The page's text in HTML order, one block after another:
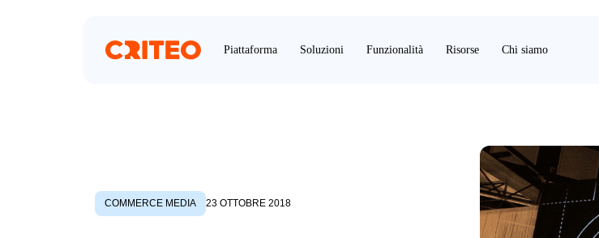
Piattaforma Soluzioni Funzionalità Risorse Chi siamo
COMMERCE MEDIA 23 OTTOBRE 2018